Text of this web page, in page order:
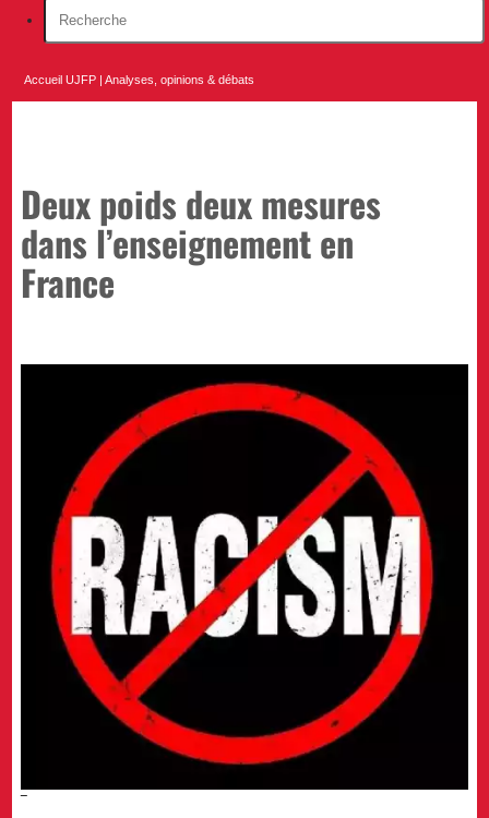
Accueil UJFP |Analyses, opinions & débats
Deux poids deux mesures
dans l’enseignement en
France